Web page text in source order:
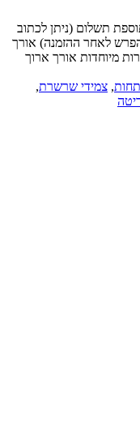
– 40-45 ס"מ ללא תוספת תשלום (ניתן לכתוב
לאחר ההזמנה) אורך
בהערות מיוחדות אורך ארוך
, צמידי שרשרת,